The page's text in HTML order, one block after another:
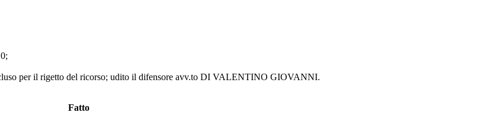
per il rigetto del ricorso; udito il difensore avv.to DI VALENTINO GIOVANNI.
Fatto